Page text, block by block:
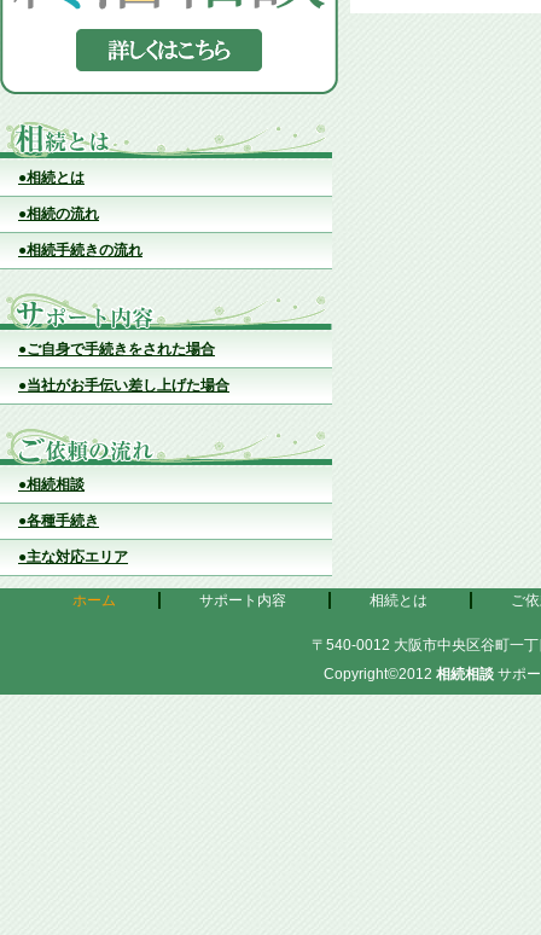
●相続とは
●相続の流れ
●相続手続きの流れ
●ご自身で手続きをされた場合
●当社がお手伝い差し上げた場合
●相続相談
●各種手続き
●主な対応エリア
ホーム サポート内容 相続とは ご
〒540-0012 大阪市中央区谷町一
Copyright©2012 相続相談 サポ